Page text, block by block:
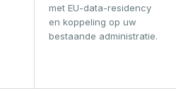
met EU-data-residency
en koppeling op uw
bestaande administratie.